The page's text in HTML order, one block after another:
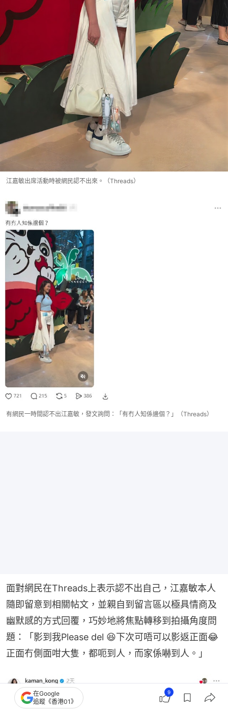
江嘉敏出席活動時被網民認不出來。（Threads）
有網民一時間認不出江嘉敏，發文詢問：「有冇人知係邊個？」（Threads）
面對網民在Threads上表示認不出自己，江嘉敏本人
隨即留意到相關帖文，並親自到留言區以極具情商及
幽默感的方式回覆，巧妙地將焦點轉移到拍攝角度問
題：「影到我Please del 😆下次可唔可以影返正面😂
正面冇側面咁大隻，都呃到人，而家係嚇到人。」
在Google
追蹤《香港01》
9